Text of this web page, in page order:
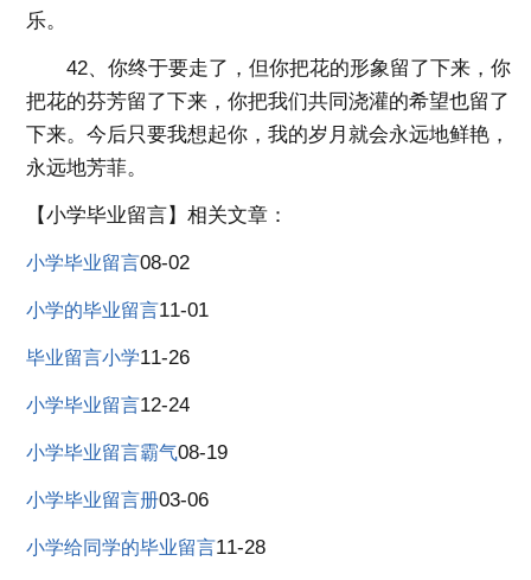
乐。
42、你终于要走了，但你把花的形象留了下来，你
把花的芬芳留了下来，你把我们共同浇灌的希望也留了
下来。今后只要我想起你，我的岁月就会永远地鲜艳，
永远地芳菲。
【小学毕业留言】相关文章：
小学毕业留言08-02
小学的毕业留言11-01
毕业留言小学11-26
小学毕业留言12-24
小学毕业留言霸气08-19
小学毕业留言册03-06
小学给同学的毕业留言11-28